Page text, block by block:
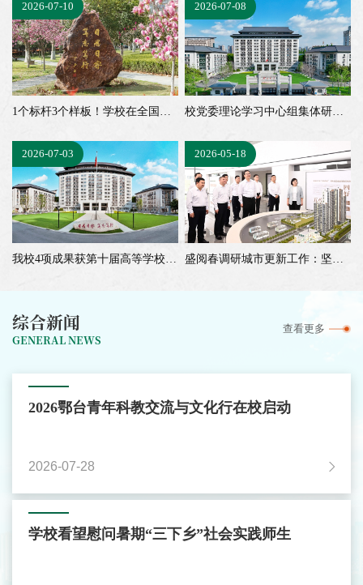
2026-07-10 2026-07-08
2026-07-03 2026-05-18
综合新闻
GENERAL NEWS
查看更多
2026鄂台青年科教交流与文化行在校启动
2026-07-28
学校看望慰问暑期“三下乡”社会实践师生